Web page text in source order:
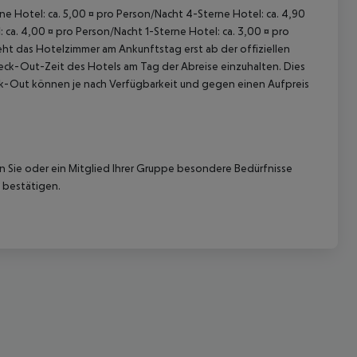
Hotel: ca. 5,00 ¤ pro Person/Nacht 4-Sterne Hotel: ca. 4,90
4,00 ¤ pro Person/Nacht 1-Sterne Hotel: ca. 3,00 ¤ pro
das Hotelzimmer am Ankunftstag erst ab der offiziellen
Out-Zeit des Hotels am Tag der Abreise einzuhalten. Dies
Out können je nach Verfügbarkeit und gegen einen Aufpreis
oder ein Mitglied Ihrer Gruppe besondere Bedürfnisse
bestätigen.